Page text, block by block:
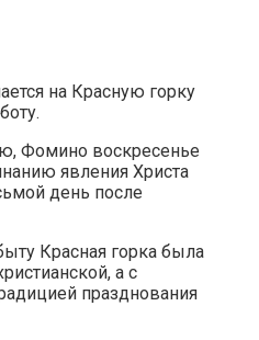
на Красную горку
Фомино воскресенье
явления Христа
день после
Красная горка была
а с
празднования